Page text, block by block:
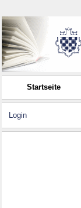
Startseite
Login